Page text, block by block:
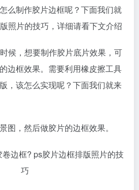
么制作胶片边框呢？下面我们就
照片的技巧，详细请看下文介绍
候，想要制作胶片底片效果，可
边框效果。需要利用橡皮擦工具
，该怎么实现呢？下面我们就来
图，然后做胶片的边框效果。